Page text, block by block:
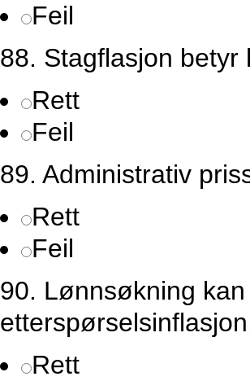
Feil
88. Stagflasjon
Rett
Feil
89. Administrativ
Rett
Feil
90. Lønnsøkning
Rett